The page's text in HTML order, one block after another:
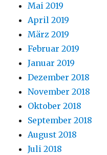
Mai 2019
April 2019
März 2019
Februar 2019
Januar 2019
Dezember 2018
November 2018
Oktober 2018
September 2018
August 2018
Juli 2018